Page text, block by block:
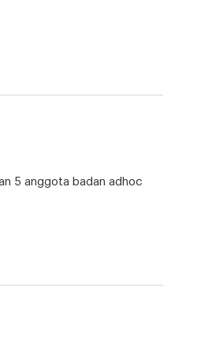
5 anggota badan adhoc